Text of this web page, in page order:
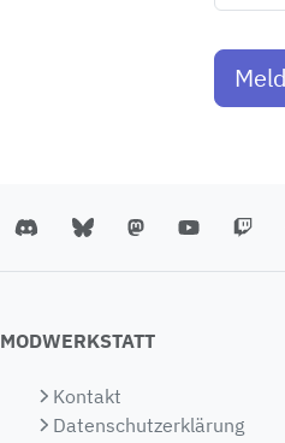
MODWERKSTATT
Kontakt
Datenschutzerklärung